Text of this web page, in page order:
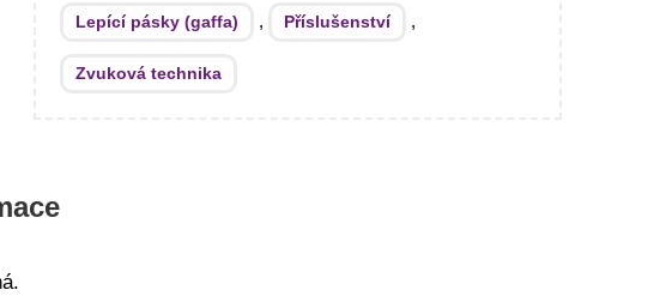
Lepící pásky (gaffa) , Příslušenství ,
Zvuková technika